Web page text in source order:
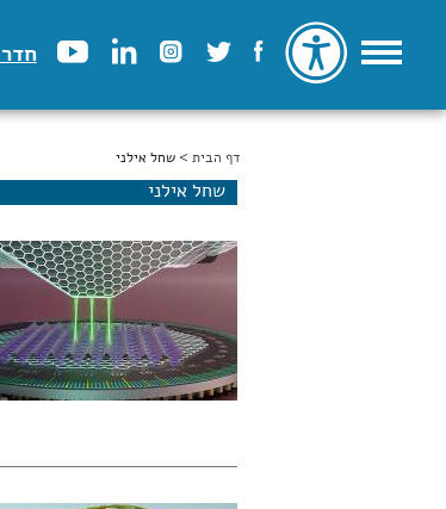
חדר
הינך נמצא כאן
דף הבית > שחל אילני
שחל אילני